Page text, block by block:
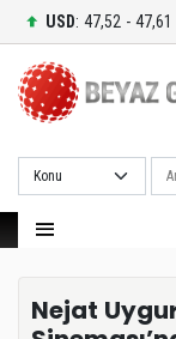
USD: 47,52 - 47,61
Ara
Nejat